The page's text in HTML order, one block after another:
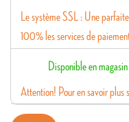
Le système SSL : Une
100% les services de
Disponible en magasin
Attention! Pour en savoir plus